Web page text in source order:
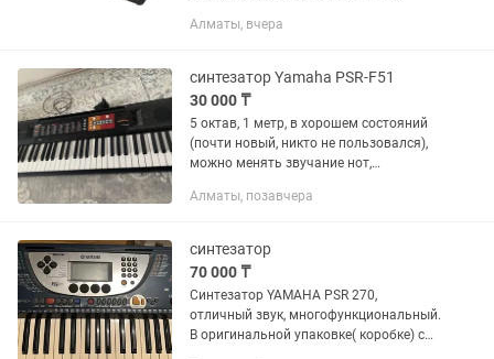
категории «Уценка»: во время
повредиться...
Алматы, вчера
синтезатор Yamaha PSR-F51
30 000 ₸
5 октав, 1 метр, в хорошем состояний
(почти новый, никто не пользовался),
можно менять звучание нот,
до 90) Адаптер имеется
Алматы, позавчера
синтезатор
70 000 ₸
Синтезатор YAMAHA PSR 270,
отличный звук, многофункциональный.
В оригинальной упаковке( коробке) с